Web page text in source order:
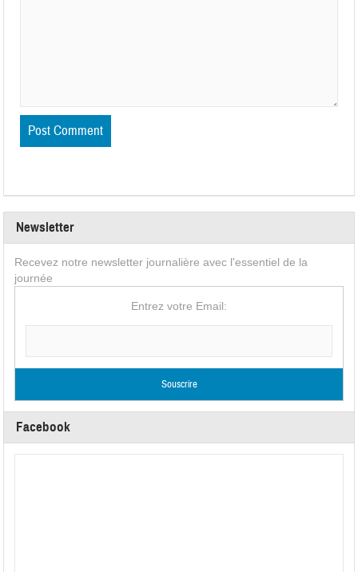
Newsletter
Recevez notre newsletter journalière avec l'essentiel de la
journée
Entrez votre Email:
Facebook